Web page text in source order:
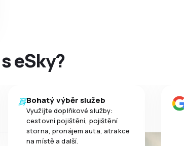
eSky?
Bohatý výběr služeb
Využijte doplňkové služby:
cestovní pojištění, pojištění
storna, pronájem auta, atrakce
na místě a další.